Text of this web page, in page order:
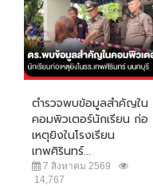
ตำรวจพบข้อมูลสำคัญใน
คอมพิวเตอร์นักเรียน ก่อ
เหตุยิงในโรงเรียน
เทพศิรินทร์...
7 สิงหาคม 2569
14,767